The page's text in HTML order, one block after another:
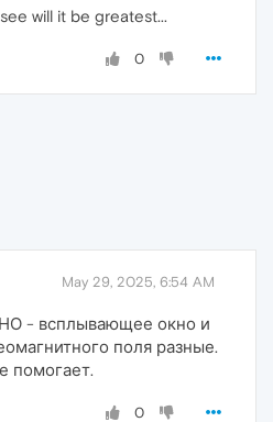
will it be greatest...
0
May 29, 2025, 6:54 AM
- всплывающее окно и
поля разные.
помогает.
0